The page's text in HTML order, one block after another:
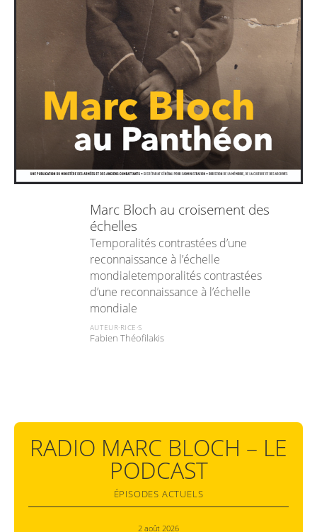
Marc Bloch au croisement des
échelles
Temporalités contrastées d’une
reconnaissance à l’échelle
mondialetemporalités contrastées
d’une reconnaissance à l’échelle
mondiale
AUTEUR·RICE·S
Fabien Théofilakis
RADIO MARC BLOCH – LE
PODCAST
ÉPISODES ACTUELS
2 août 2026